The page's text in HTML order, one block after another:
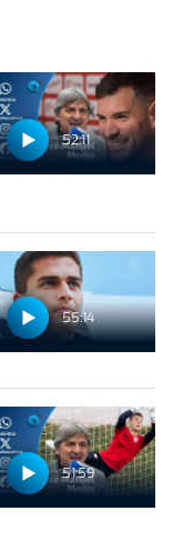
52:11
55:14
51:59